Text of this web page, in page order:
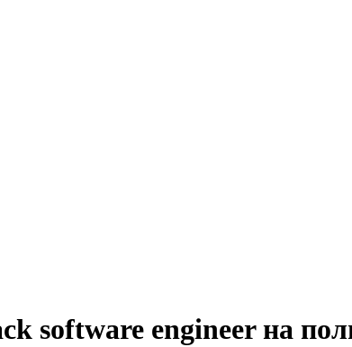
software engineer на